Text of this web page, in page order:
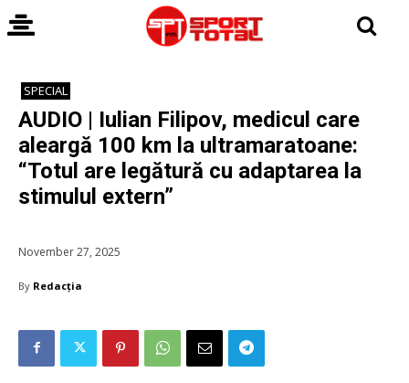
SPECIAL
AUDIO | Iulian Filipov, medicul care
aleargă 100 km la ultramaratoane:
“Totul are legătură cu adaptarea la
stimulul extern”
November 27, 2025
By Redacția